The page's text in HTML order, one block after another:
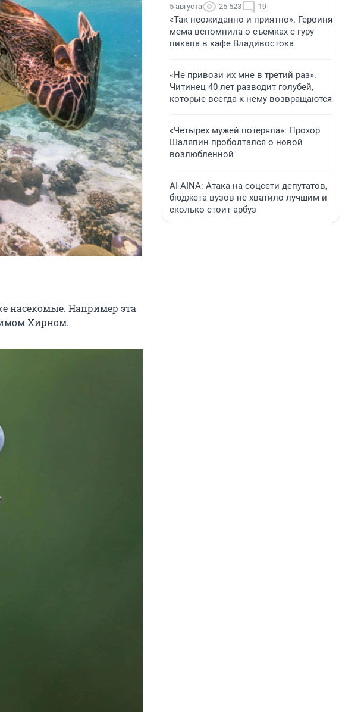
Например эта
Хирном.
5 августа 25 523 19
«Так неожиданно и приятно». Героиня
мема вспомнила о съемках с гуру
пикапа в кафе Владивостока
«Не привози их мне в третий раз».
Читинец 40 лет разводит голубей,
которые всегда к нему возвращаются
«Четырех мужей потеряла»: Прохор
Шаляпин проболтался о новой
возлюбленной
AI-AINA: Атака на соцсети депутатов,
бюджета вузов не хватило лучшим и
сколько стоит арбуз